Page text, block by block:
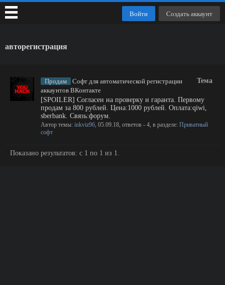
авторегистрация
Тема
Продам
Софт для автоматической регистрации
аккаунтов ВКонтакте
[SPOILER] Согласен на проверку и гаранта. Первому
продам за 800 рублей. Цена:1000 рублей. Оплата:qiwi,
sberbank. Связь:форум.
Автор темы: inkviz96, 05.09.18, ответов - 4, в разделе: Приватный
софт
Показано результатов: с 1 по 1 из 1.
Войти Создать аккаунт